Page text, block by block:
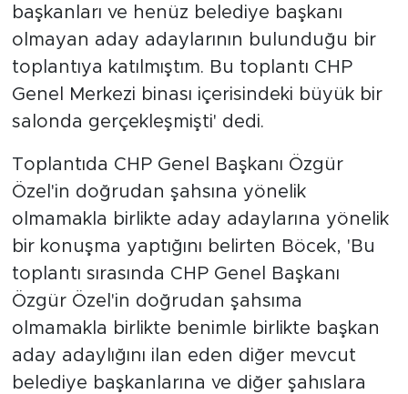
başkanları ve henüz belediye başkanı
olmayan aday adaylarının bulunduğu bir
toplantıya katılmıştım. Bu toplantı CHP
Genel Merkezi binası içerisindeki büyük bir
salonda gerçekleşmişti' dedi.
Toplantıda CHP Genel Başkanı Özgür
Özel'in doğrudan şahsına yönelik
olmamakla birlikte aday adaylarına yönelik
bir konuşma yaptığını belirten Böcek, 'Bu
toplantı sırasında CHP Genel Başkanı
Özgür Özel'in doğrudan şahsıma
olmamakla birlikte benimle birlikte başkan
aday adaylığını ilan eden diğer mevcut
belediye başkanlarına ve diğer şahıslara